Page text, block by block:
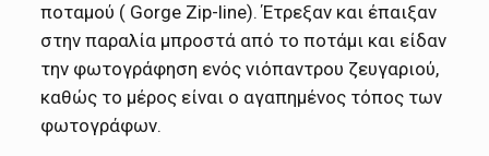
ποταμού ( Gorge Zip-line). Έτρεξαν και έπαιξαν
στην παραλία μπροστά από το ποτάμι και είδαν
την φωτογράφηση ενός νιόπαντρου ζευγαριού,
καθώς το μέρος είναι ο αγαπημένος τόπος των
φωτογράφων.